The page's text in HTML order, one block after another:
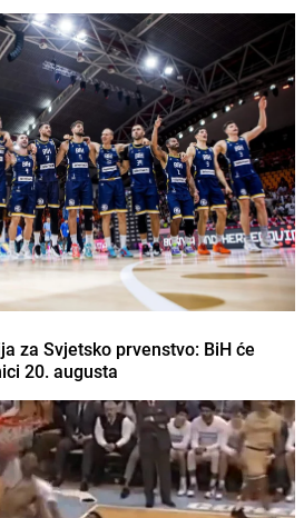
za Svjetsko prvenstvo: BiH će
20. augusta